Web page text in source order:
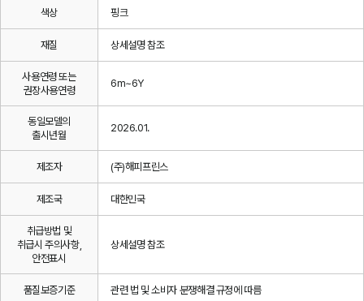
색상 핑크
재질 상세설명 참조
사용연령 또는
권장사용연령
6m~6Y
동일모델의
출시년월
2026.01.
제조자 (주)해피프린스
제조국 대한민국
취급방법 및
취급시 주의사항,
안전표시
상세설명 참조
품질보증기준 관련 법 및 소비자 분쟁해결 규정에 따름